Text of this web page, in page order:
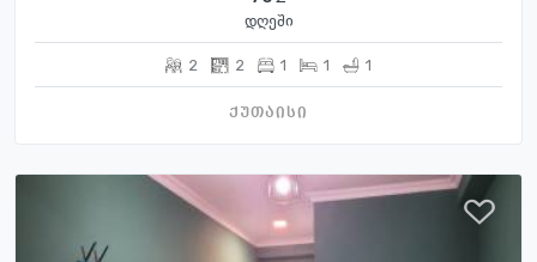
დღეში
2 2 1 1 1
ქუთაისი